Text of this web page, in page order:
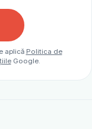
aplică Politica de
Google.